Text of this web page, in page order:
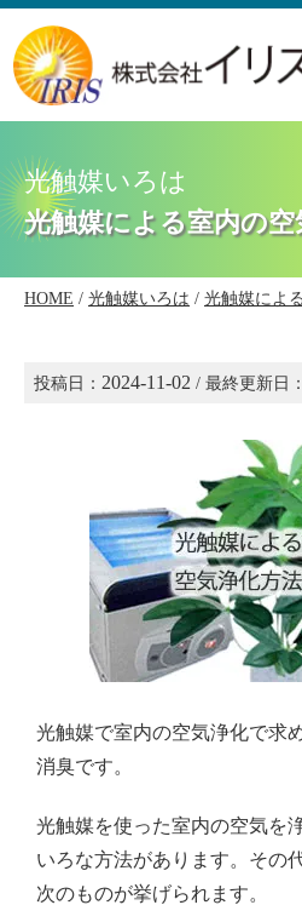
光触媒いろは
光触媒による室内の
HOME / 光触媒いろは / 光触媒によ
投稿日： 2024-11-02 / 最終更新日：
光触媒で室内の空気浄化で求
消臭です。
光触媒を使った室内の空気を
いろな方法があります。その
次のものが挙げられます。